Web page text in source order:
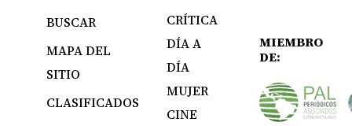
BUSCAR
MAPA DEL
SITIO
CLASIFICADOS
CRÍTICA
DÍA A
DÍA
MUJER
CINE
MIEMBRO
DE: